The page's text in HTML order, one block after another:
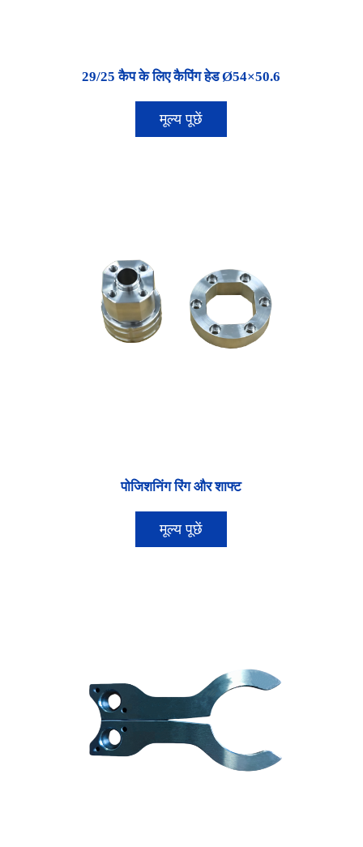
29/25 कैप के लिए कैपिंग हेड Ø54×50.6
मूल्य पूछें
पोजिशनिंग रिंग और शाफ्ट
मूल्य पूछें